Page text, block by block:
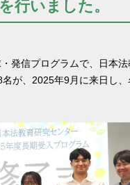
行いました。
発信プログラムで、日本
が、2025年9月に来日し